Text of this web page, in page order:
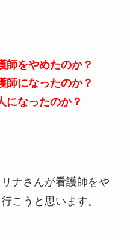
師をやめたのか？
師になったのか？
になったのか？
ナさんが看護師をや
こうと思います。